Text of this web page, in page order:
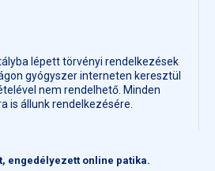
lépett törvényi rendelkezések
gyógyszer interneten keresztül
nem rendelhető. Minden
is állunk rendelkezésére.
engedélyezett online patika.